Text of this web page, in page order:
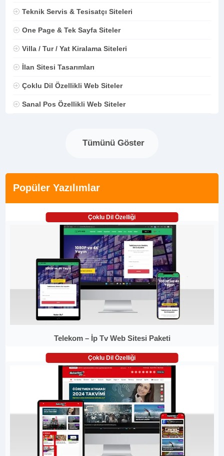
Teknik Servis & Tesisatçı Siteleri
One Page & Tek Sayfa Siteler
Villa / Tur / Yat Kiralama Siteleri
İlan Sitesi Tasarımları
Çoklu Dil Özellikli Web Siteler
Sanal Pos Özellikli Web Siteler
Tümünü Göster
Popüler Yazılımlar
Çoklu Dil Özelliği
Telekom – İp Tv Web Sitesi Paketi
Çoklu Dil Özelliği